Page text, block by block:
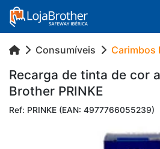
Consumíveis Carimbos
Re­carga de tinta de cor
Brother PRINKE
Ref: PRINKE (EAN: 4977766055239)